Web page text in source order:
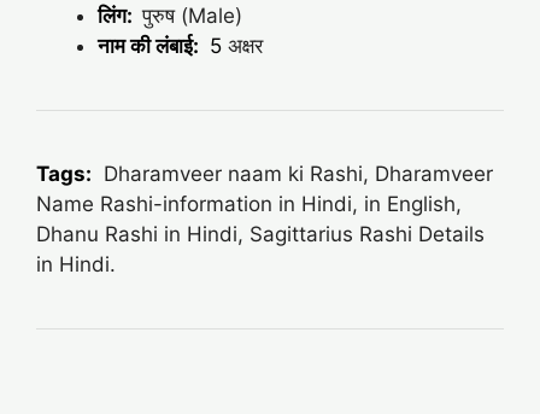
लिंग: पुरुष (Male)
नाम की लंबाई: 5 अक्षर
Tags: Dharamveer naam ki Rashi, Dharamveer
Name Rashi-information in Hindi, in English,
Dhanu Rashi in Hindi, Sagittarius Rashi Details
in Hindi.